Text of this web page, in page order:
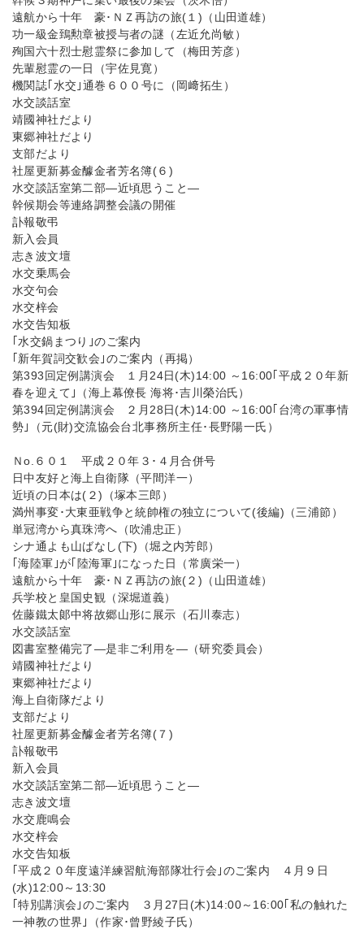
遠航から十年 豪･ＮＺ再訪の旅(１)（山田道雄）
功一級金鵄勲章被授与者の謎（左近允尚敏）
殉国六十烈士慰霊祭に参加して（梅田芳彦）
先輩慰霊の一日（宇佐見寛）
機関誌｢水交｣通巻６００号に（岡﨑拓生）
水交談話室
靖國神社だより
東郷神社だより
支部だより
社屋更新募金醵金者芳名簿(６)
水交談話室第二部—近頃思うこと—
幹候期会等連絡調整会議の開催
訃報敬弔
新入会員
志き波文壇
水交乗馬会
水交句会
水交梓会
水交告知板
｢水交鍋まつり｣のご案内
｢新年賀詞交歓会｣のご案内（再掲）
第393回定例講演会 １月24日(木)14:00 ～16:00｢平成２０年新
春を迎えて｣（海上幕僚長 海将･吉川榮治氏）
第394回定例講演会 ２月28日(木)14:00 ～16:00｢台湾の軍事情
勢｣（元(財)交流協会台北事務所主任･長野陽一氏）
Ｎo.６０１ 平成２０年３･４月合併号
日中友好と海上自衛隊（平間洋一）
近頃の日本は(２)（塚本三郎）
満州事変･大東亜戦争と統帥権の独立について(後編)（三浦節）
単冠湾から真珠湾へ（吹浦忠正）
シナ通よも山ばなし(下)（堀之内芳郎）
｢海陸軍｣が｢陸海軍｣になった日（常廣栄一）
遠航から十年 豪･ＮＺ再訪の旅(２)（山田道雄）
兵学校と皇国史観（深堀道義）
佐藤鐵太郞中将故郷山形に展示（石川泰志）
水交談話室
図書室整備完了—是非ご利用を—（研究委員会）
靖國神社だより
東郷神社だより
海上自衛隊だより
支部だより
社屋更新募金醵金者芳名簿(７)
訃報敬弔
新入会員
水交談話室第二部—近頃思うこと—
志き波文壇
水交鹿鳴会
水交梓会
水交告知板
｢平成２０年度遠洋練習航海部隊壮行会｣のご案内 ４月９日
(水)12:00～13:30
｢特別講演会｣のご案内 ３月27日(木)14:00～16:00｢私の触れた
一神教の世界｣（作家･曾野綾子氏）